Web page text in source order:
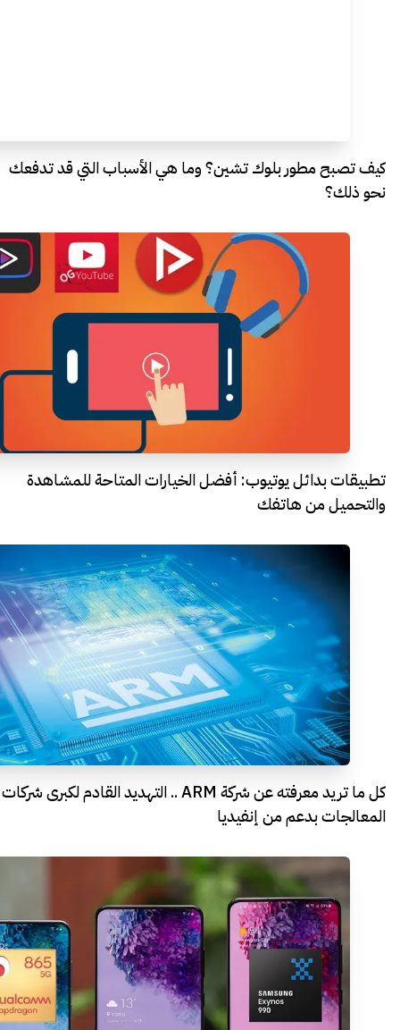
كيف تصبح مطور بلوك تشين؟ وما هي الأسباب التي قد تدفعك
نحو ذلك؟
تطبيقات بدائل يوتيوب: أفضل الخيارات المتاحة للمشاهدة
والتحميل من هاتفك
كل ما تريد معرفته عن شركة ARM .. التهديد القادم لكبرى شركات
المعالجات بدعم من إنفيديا